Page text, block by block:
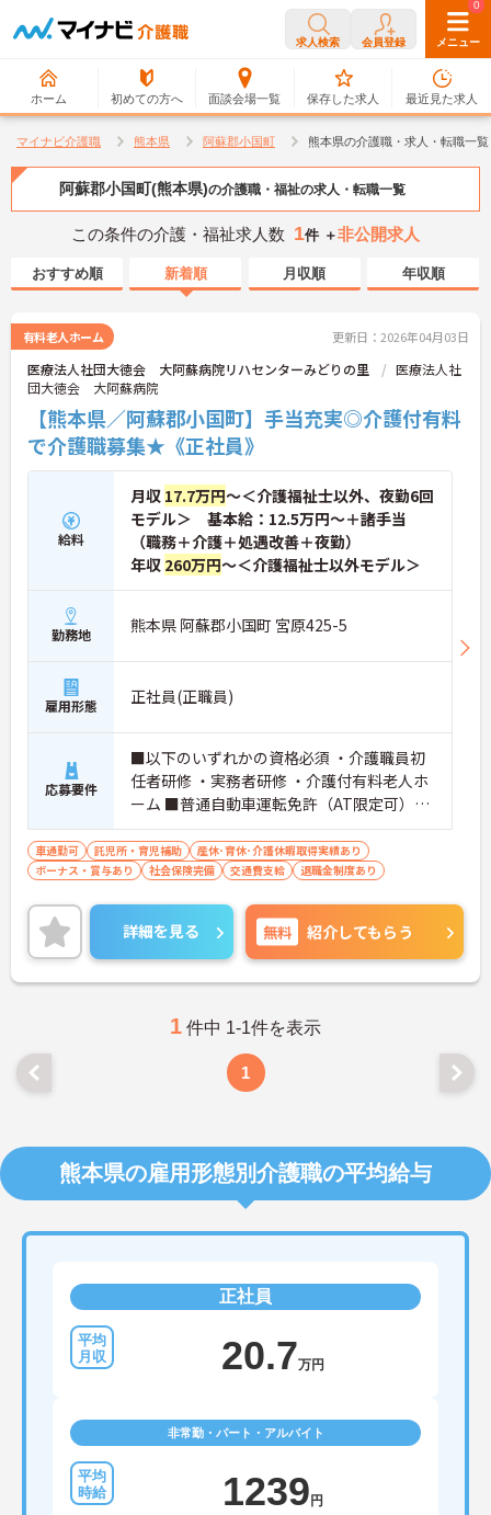
求人検索 会員登録 メニュー
ホーム 初めての方へ 面談会場一覧
0
保存した求人
0
最近見た求人
マイナビ介護職 熊本県 阿蘇郡小国町 熊本県の介護職・求人・転職一覧
阿蘇郡小国町(熊本県)の介護職・福祉の求人・転職一覧
この条件の介護・福祉求人数 1件 ＋非公開求人
おすすめ順 新着順 月収順 年収順
有料老人ホーム 更新日：2026年04月03日
医療法人社団大徳会 大阿蘇病院リハセンターみどりの里
医療法人社
団大徳会 大阿蘇病院
【熊本県／阿蘇郡小国町】手当充実◎介護付有料
で介護職募集★《正社員》
給料
月収 17.7万円～＜介護福祉士以外、夜勤6回
モデル＞ 基本給：12.5万円～＋諸手当
（職務＋介護＋処遇改善＋夜勤）
年収 260万円～＜介護福祉士以外モデル＞
勤務地 熊本県 阿蘇郡小国町 宮原425-5
雇用形態 正社員(正職員)
応募要件
■以下のいずれかの資格必須 ・介護職員初
任者研修 ・実務者研修 ・介護付有料老人ホ
ーム ■普通自動車運転免許（AT限定可）必
須
車通勤可 託児所・育児補助
産休･育休･介護休暇取得実績あり
ボーナス・賞与あり
社会保険完備 交通費支給 退職金制度あり
詳細を見る 無料 紹介してもらう
1 件中 1-1件を表示
1
熊本県の雇用形態別介護職の平均給与
正社員
20.7万円
非常勤・パート・アルバイト
1239 円